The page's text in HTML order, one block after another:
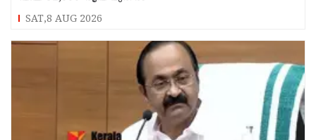
SAT,8 AUG 2026